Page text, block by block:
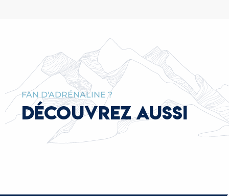
FAN D'ADRÉNALINE ?
DÉCOUVREZ AUSSI